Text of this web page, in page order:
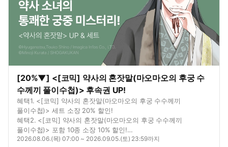
[20%▼] <[코믹] 약사의 혼잣말(마오마오의 후궁 수
수께끼 풀이수첩)> 후속권 UP!
혜택1. <[코믹] 약사의 혼잣말(마오마오의 후궁 수수께끼
풀이수첩)> 세트 소장 20% 할인!
혜택2. <[코믹] 약사의 혼잣말(마오마오의 후궁 수수께끼
풀이수첩)> 포함 10종 소장 10% 할인!
혜택3. <[코믹] 약사의 혼잣말(마오마오의 후궁 수수께끼
2026.08.06.(목) 07:00 ~ 2026.09.05.(토) 23:59까지